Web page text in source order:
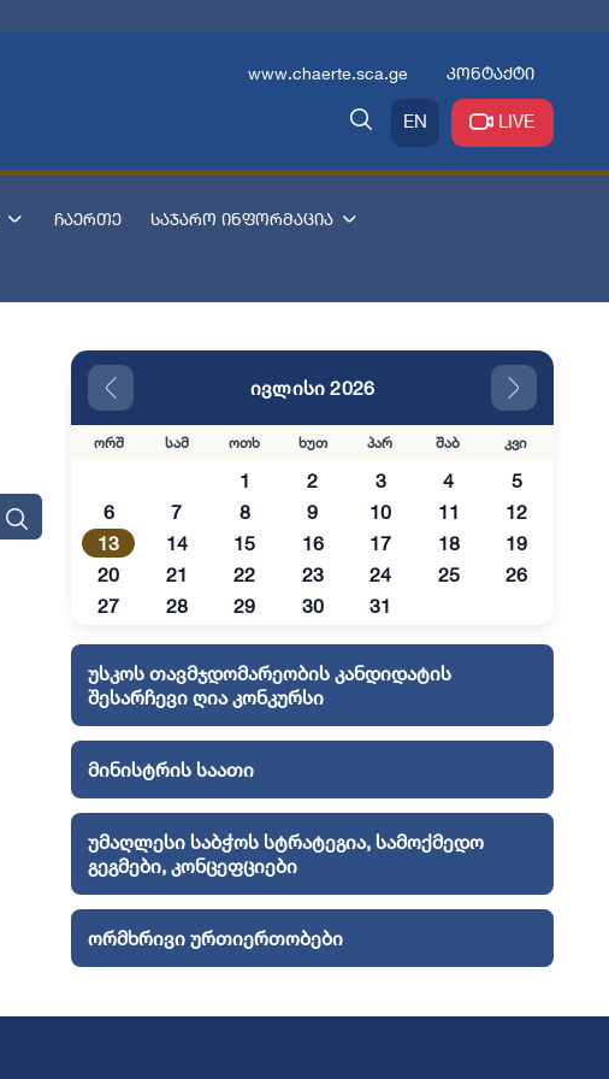
www.chaerte.sca.ge კონტაქტი
EN LIVE
ჩაერთე საჯარო ინფორმაცია
ივლისი 2026
ორშ სამ ოთხ ხუთ პარ შაბ კვი
1 2 3 4
5
6
7 8 9 10 11
12
13
14 15 16 17 18
19
20
21 22 23 24 25
26
27
28 29 30 31
უსკოს თავმჯდომარეობის კანდიდატის
შესარჩევი ღია კონკურსი
მინისტრის საათი
უმაღლესი საბჭოს სტრატეგია, სამოქმედო
გეგმები, კონცეფციები
ორმხრივი ურთიერთობები